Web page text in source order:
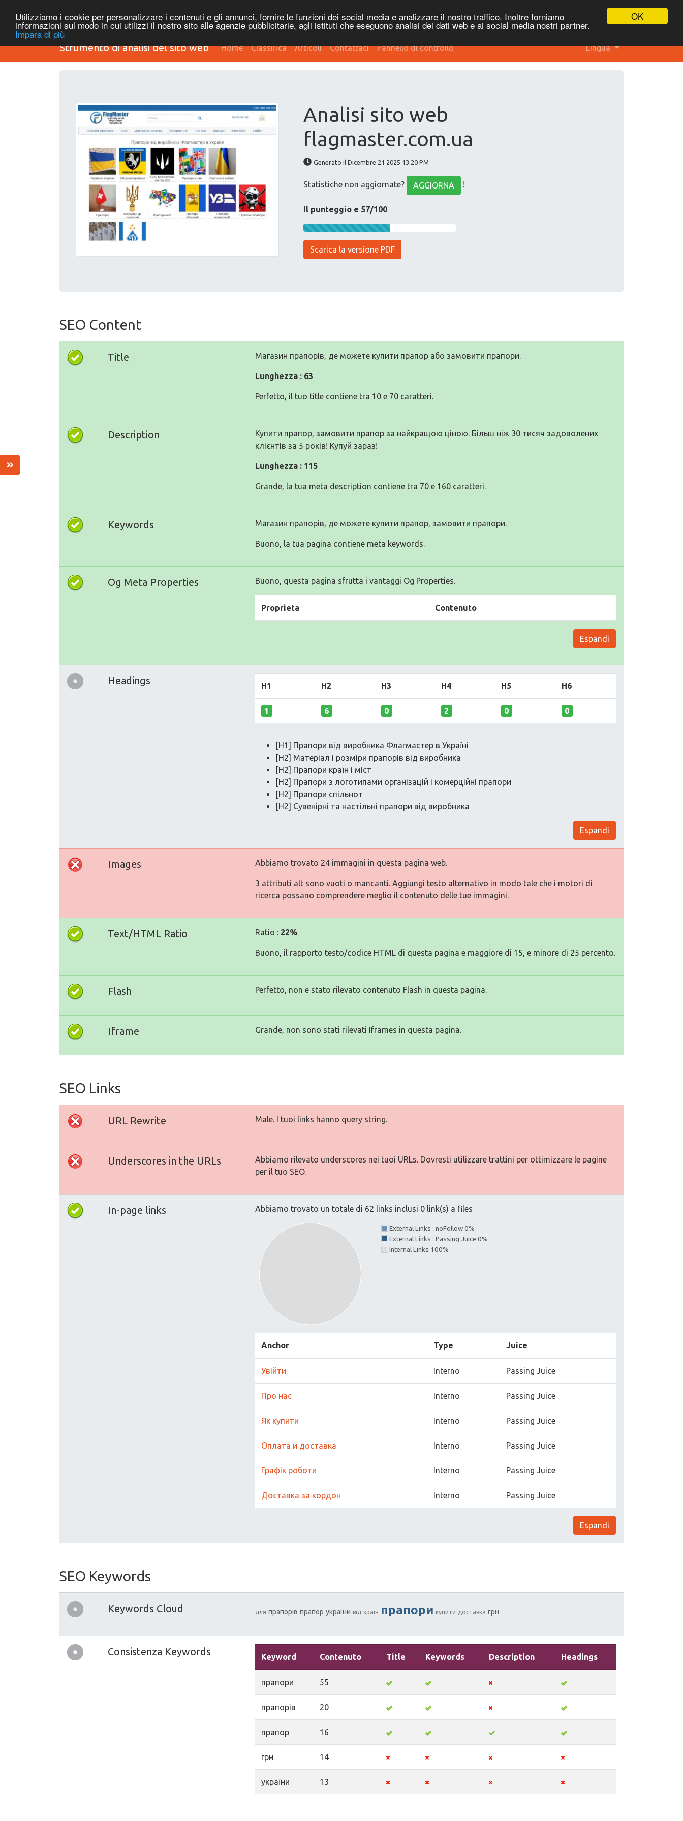
OK
Utilizziamo i cookie per personalizzare i contenuti e gli annunci, fornire le funzioni dei social media e analizzare il nostro traffico. Inoltre forniamo
informazioni sul modo in cui utilizzi il nostro sito alle agenzie pubblicitarie, agli istituti che eseguono analisi dei dati web e ai social media nostri partner.
Impara di più
Strumento di analisi del sito web Home Classifica Articoli Contattaci Pannello di controllo Lingua
Analisi sito web
flagmaster.com.ua
Generato il Dicembre 21 2025 13:20 PM
Statistiche non aggiornate? AGGIORNA !
Il punteggio e 57/100
Scarica la versione PDF
SEO Content
Title Магазин прапорів, де можете купити прапор або замовити прапори.
Lunghezza : 63
Perfetto, il tuo title contiene tra 10 e 70 caratteri.
Description
Купити прапор, замовити прапор за найкращою ціною. Більш ніж 30 тисяч задоволених
клієнтів за 5 років! Купуй зараз!
Lunghezza : 115
Grande, la tua meta description contiene tra 70 e 160 caratteri.
Keywords Магазин прапорів, де можете купити прапор, замовити прапори.
Buono, la tua pagina contiene meta keywords.
Og Meta Properties Buono, questa pagina sfrutta i vantaggi Og Properties.
Proprieta Contenuto
Espandi
Headings H1 H2 H3 H4 H5 H6
1 6 0 2 0 0
[H1] Прапори від виробника Флагмастер в Україні
[H2] Матеріал і розміри прапорів від виробника
[H2] Прапори країн і міст
[H2] Прапори з логотипами організацій і комерційні прапори
[H2] Прапори спільнот
[H2] Сувенірні та настільні прапори від виробника
Espandi
Images Abbiamo trovato 24 immagini in questa pagina web.
3 attributi alt sono vuoti o mancanti. Aggiungi testo alternativo in modo tale che i motori di
ricerca possano comprendere meglio il contenuto delle tue immagini.
Text/HTML Ratio Ratio : 22%
Buono, il rapporto testo/codice HTML di questa pagina e maggiore di 15, e minore di 25 percento.
Flash Perfetto, non e stato rilevato contenuto Flash in questa pagina.
Iframe Grande, non sono stati rilevati Iframes in questa pagina.
SEO Links
URL Rewrite Male. I tuoi links hanno query string.
Underscores in the URLs
Abbiamo rilevato underscores nei tuoi URLs. Dovresti utilizzare trattini per ottimizzare le pagine
per il tuo SEO.
In-page links Abbiamo trovato un totale di 62 links inclusi 0 link(s) a files
External Links : noFollow 0%
External Links : Passing Juice 0%
Internal Links 100%
Anchor Type Juice
Увійти Interno Passing Juice
Про нас Interno Passing Juice
Як купити Interno Passing Juice
Оплата и доставка Interno Passing Juice
Графік роботи Interno Passing Juice
Доставка за кордон Interno Passing Juice
Espandi
SEO Keywords
Keywords Cloud для прапорів прапор україни від країн прапори купити доставка грн
Consistenza Keywords Keyword Contenuto Title Keywords Description Headings
прапори 55
прапорів 20
прапор 16
грн 14
україни 13